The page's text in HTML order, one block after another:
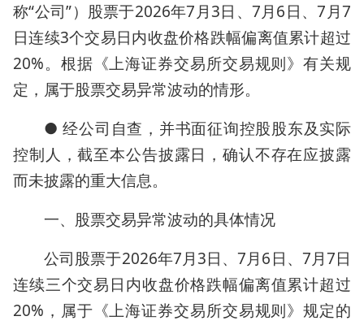
称“公司”）股票于2026年7月3日、7月6日、7月7
日连续3个交易日内收盘价格跌幅偏离值累计超过
20%。根据《上海证券交易所交易规则》有关规
定，属于股票交易异常波动的情形。
● 经公司自查，并书面征询控股股东及实际
控制人，截至本公告披露日，确认不存在应披露
而未披露的重大信息。
一、股票交易异常波动的具体情况
公司股票于2026年7月3日、7月6日、7月7日
连续三个交易日内收盘价格跌幅偏离值累计超过
20%，属于《上海证券交易所交易规则》规定的